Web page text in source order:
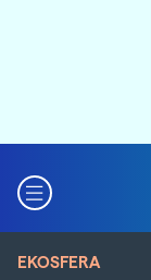
EKOSFERA